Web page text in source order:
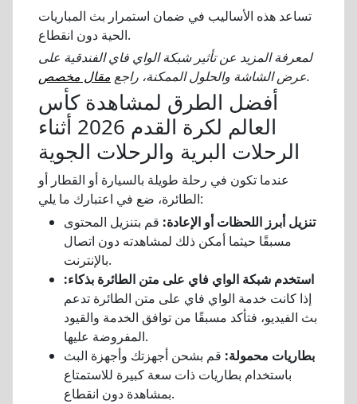
تساعد هذه الأساليب في ضمان استمرار بث المباريات
الحية دون انقطاع.
لمعرفة المزيد عن تأثير شبكة الواي فاي الفندقية على
عرض الشاشة والحلول الممكنة، راجع مقال مخصص .
أفضل الطرق لمشاهدة كأس
العالم لكرة القدم 2026 أثناء
الرحلات البرية والرحلات الجوية
عندما تكون في رحلة طويلة بالسيارة أو القطار أو
الطائرة، ضع في اعتبارك ما يلي:
تنزيل أبرز اللحظات أو الإعادة: قم بتنزيل المحتوى
مسبقًا حيثما أمكن ذلك لمشاهدته دون اتصال
بالإنترنت.
استخدم شبكة الواي فاي على متن الطائرة بذكاء:
إذا كانت خدمة الواي فاي على متن الطائرة تدعم
بث الفيديو، فتأكد مسبقًا من توافق الخدمة والقيود
المفروضة عليها.
بطاريات محمولة: قم بشحن أجهزتك وأجهزة البث
باستخدام بطاريات ذات سعة كبيرة للاستمتاع
بمشاهدة دون انقطاع.